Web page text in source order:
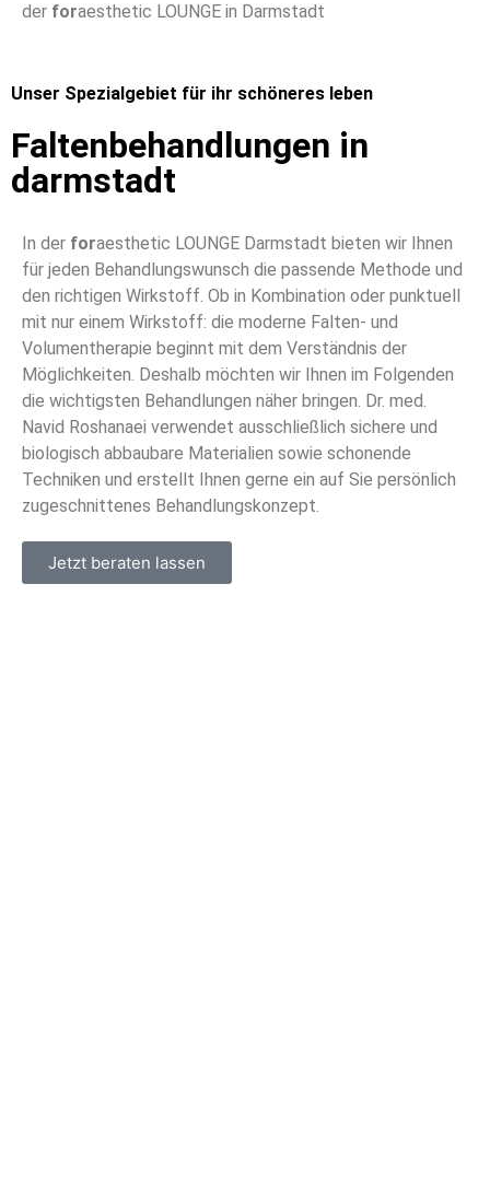
der foraesthetic LOUNGE in Darmstadt
Unser Spezialgebiet für ihr schöneres leben
Faltenbehandlungen in
darmstadt
In der foraesthetic LOUNGE Darmstadt bieten wir Ihnen
für jeden Behandlungswunsch die passende Methode und
den richtigen Wirkstoff. Ob in Kombination oder punktuell
mit nur einem Wirkstoff: die moderne Falten- und
Volumentherapie beginnt mit dem Verständnis der
Möglichkeiten. Deshalb möchten wir Ihnen im Folgenden
die wichtigsten Behandlungen näher bringen. Dr. med.
Navid Roshanaei verwendet ausschließlich sichere und
biologisch abbaubare Materialien sowie schonende
Techniken und erstellt Ihnen gerne ein auf Sie persönlich
zugeschnittenes Behandlungskonzept.
Jetzt beraten lassen